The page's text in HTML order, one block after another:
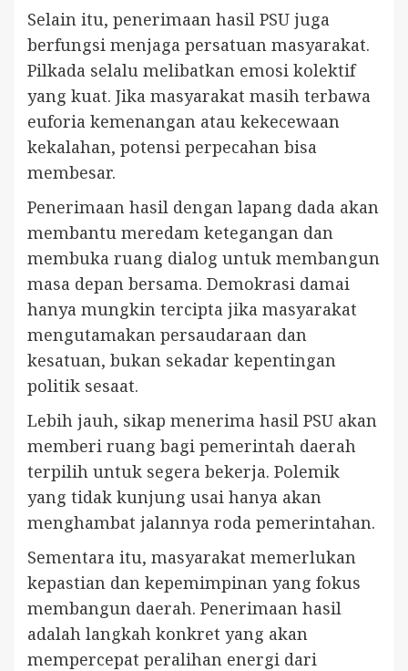
Selain itu, penerimaan hasil PSU juga
berfungsi menjaga persatuan masyarakat.
Pilkada selalu melibatkan emosi kolektif
yang kuat. Jika masyarakat masih terbawa
euforia kemenangan atau kekecewaan
kekalahan, potensi perpecahan bisa
membesar.
Penerimaan hasil dengan lapang dada akan
membantu meredam ketegangan dan
membuka ruang dialog untuk membangun
masa depan bersama. Demokrasi damai
hanya mungkin tercipta jika masyarakat
mengutamakan persaudaraan dan
kesatuan, bukan sekadar kepentingan
politik sesaat.
Lebih jauh, sikap menerima hasil PSU akan
memberi ruang bagi pemerintah daerah
terpilih untuk segera bekerja. Polemik
yang tidak kunjung usai hanya akan
menghambat jalannya roda pemerintahan.
Sementara itu, masyarakat memerlukan
kepastian dan kepemimpinan yang fokus
membangun daerah. Penerimaan hasil
adalah langkah konkret yang akan
mempercepat peralihan energi dari